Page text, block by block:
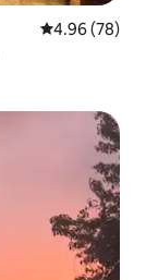
Calificación
4.96 (78)